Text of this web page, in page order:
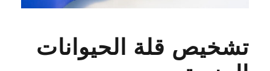
تشخيص قلة الحيوانات